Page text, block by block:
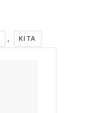
, KITA